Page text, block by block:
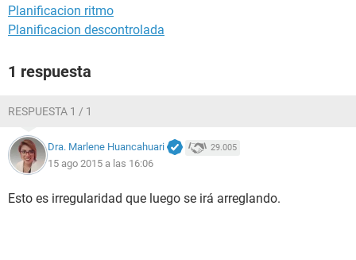
Planificacion ritmo
Planificacion descontrolada
1 respuesta
RESPUESTA 1 / 1
Dra. Marlene Huancahuari 29.005
15 ago 2015 a las 16:06
Esto es irregularidad que luego se irá arreglando.